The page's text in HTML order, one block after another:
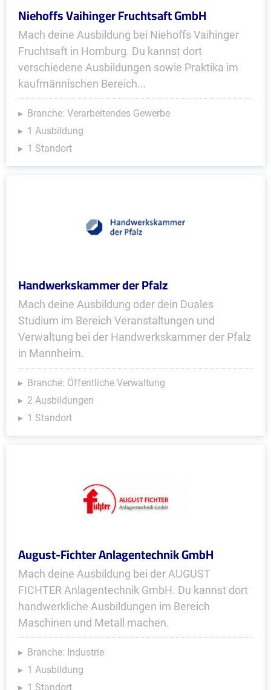
Niehoffs Vaihinger Fruchtsaft GmbH
Mach deine Ausbildung bei Niehoffs Vaihinger
Fruchtsaft in Homburg. Du kannst dort
verschiedene Ausbildungen sowie Praktika im
kaufmännischen Bereich...
Branche: Verarbeitendes Gewerbe
1 Ausbildung
1 Standort
Handwerkskammer der Pfalz
Mach deine Ausbildung oder dein Duales
Studium im Bereich Veranstaltungen und
Verwaltung bei der Handwerkskammer der Pfalz
in Mannheim.
Branche: Öffentliche Verwaltung
2 Ausbildungen
1 Standort
August-Fichter Anlagentechnik GmbH
Mach deine Ausbildung bei der AUGUST
FICHTER Anlagentechnik GmbH. Du kannst dort
handwerkliche Ausbildungen im Bereich
Maschinen und Metall machen.
Branche: Industrie
1 Ausbildung
1 Standort